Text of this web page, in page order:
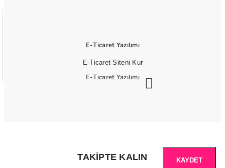
E-Ticaret Yazılımı
E-Ticaret Siteni Kur
E-Ticaret Yazılımı
TAKIPTE KALIN KAYDET